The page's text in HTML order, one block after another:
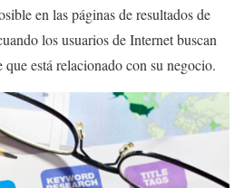
en las páginas de resultados de
los usuarios de Internet buscan
está relacionado con su negocio.